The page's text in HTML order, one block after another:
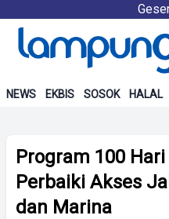
NEWS EKBIS SOSOK HALAL
Program 100
Perbaiki Akses
dan Marina